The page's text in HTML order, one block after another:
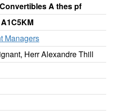
A thes pf
Managers
Herr Alexandre Thill